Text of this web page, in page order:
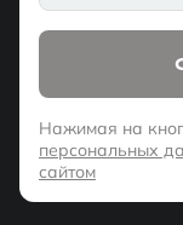
Нажимая на
персональных
сайтом